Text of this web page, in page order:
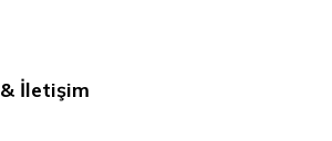
İletişim